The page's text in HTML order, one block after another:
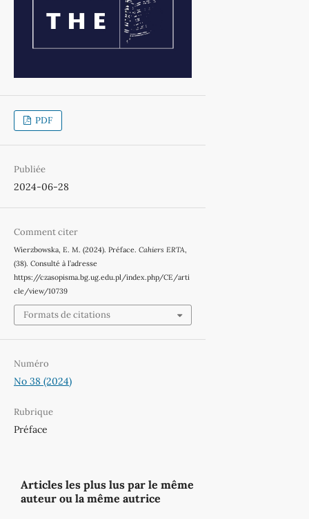
PDF
Publiée
2024-06-28
Comment citer
Wierzbowska, E. M. (2024). Préface. Cahiers ERTA
(38). Consulté à l’adresse
https://czasopisma.bg.ug.edu.pl/index.php/CE/arti
cle/view/10739
Formats de citations
Numéro
No 38 (2024)
Rubrique
Préface
Articles les plus lus par le même
auteur ou la même autrice